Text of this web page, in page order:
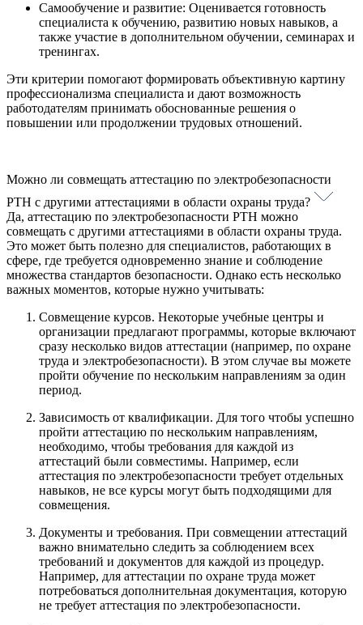
Самообучение и развитие: Оценивается готовность
специалиста к обучению, развитию новых навыков, а
также участие в дополнительном обучении, семинарах и
тренингах.
Эти критерии помогают формировать объективную картину
профессионализма специалиста и дают возможность
работодателям принимать обоснованные решения о
повышении или продолжении трудовых отношений.
Можно ли совмещать аттестацию по электробезопасности
РТН с другими аттестациями в области охраны труда?
Да, аттестацию по электробезопасности РТН можно
совмещать с другими аттестациями в области охраны труда.
Это может быть полезно для специалистов, работающих в
сфере, где требуется одновременно знание и соблюдение
множества стандартов безопасности. Однако есть несколько
важных моментов, которые нужно учитывать:
Совмещение курсов. Некоторые учебные центры и
организации предлагают программы, которые включают
сразу несколько видов аттестации (например, по охране
труда и электробезопасности). В этом случае вы можете
пройти обучение по нескольким направлениям за один
период.
Зависимость от квалификации. Для того чтобы успешно
пройти аттестацию по нескольким направлениям,
необходимо, чтобы требования для каждой из
аттестаций были совместимы. Например, если
аттестация по электробезопасности требует отдельных
навыков, не все курсы могут быть подходящими для
совмещения.
Документы и требования. При совмещении аттестаций
важно внимательно следить за соблюдением всех
требований и документов для каждой из процедур.
Например, для аттестации по охране труда может
потребоваться дополнительная документация, которую
не требует аттестация по электробезопасности.